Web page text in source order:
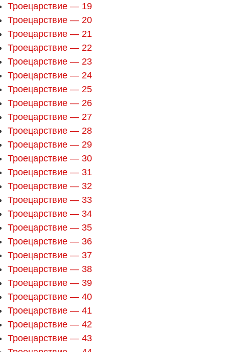
Троецарствие — 19
Троецарствие — 20
Троецарствие — 21
Троецарствие — 22
Троецарствие — 23
Троецарствие — 24
Троецарствие — 25
Троецарствие — 26
Троецарствие — 27
Троецарствие — 28
Троецарствие — 29
Троецарствие — 30
Троецарствие — 31
Троецарствие — 32
Троецарствие — 33
Троецарствие — 34
Троецарствие — 35
Троецарствие — 36
Троецарствие — 37
Троецарствие — 38
Троецарствие — 39
Троецарствие — 40
Троецарствие — 41
Троецарствие — 42
Троецарствие — 43